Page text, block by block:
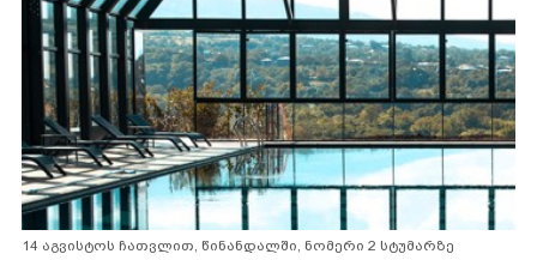
14 აგვისტოს ჩათვლით, წინანდალში, ნომერი 2 სტუმარზე